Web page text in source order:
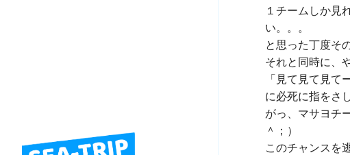
１チームしか見
い。。。
と思った丁度そ
それと同時に、
「見て見て見て
に必死に指をさ
がっ、マサヨチ
＾；）
このチャンスを